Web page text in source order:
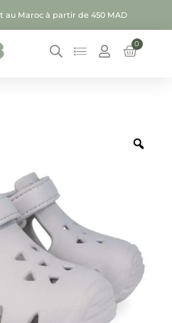
au Maroc à partir de 450 MAD
0